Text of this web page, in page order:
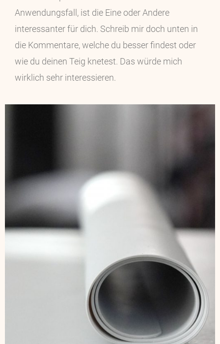
Anwendungsfall, ist die Eine oder Andere
interessanter für dich. Schreib mir doch unten in
die Kommentare, welche du besser findest oder
wie du deinen Teig knetest. Das würde mich
wirklich sehr interessieren.